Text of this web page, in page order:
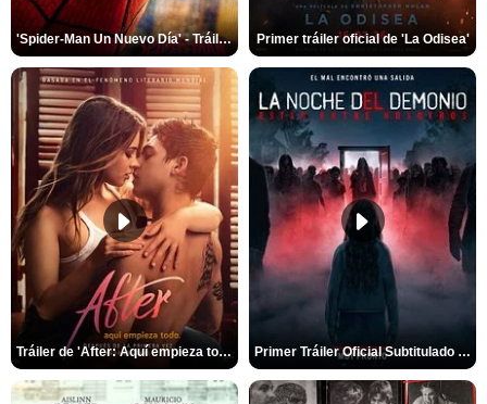
'Spider-Man Un Nuevo Día' - Tráiler oficial subtitulado Primer tráiler oficial de 'La Odisea'
Tráiler de 'After: Aquí empieza todo' Primer Tráiler Oficial Subtitulado de 'La Noche Del Demonio: Están Entre Nosotros'